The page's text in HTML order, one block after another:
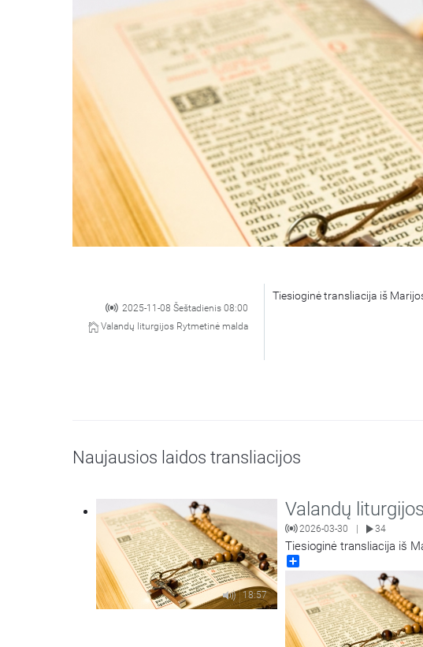
2025-11-08 Šeštadienis 08:00
Valandų liturgijos Rytmetinė malda
Tiesioginė transliacija iš
Naujausios laidos transliacijos
18:57
Valandų
2026-03-30 34
Tiesioginė transliacija iš